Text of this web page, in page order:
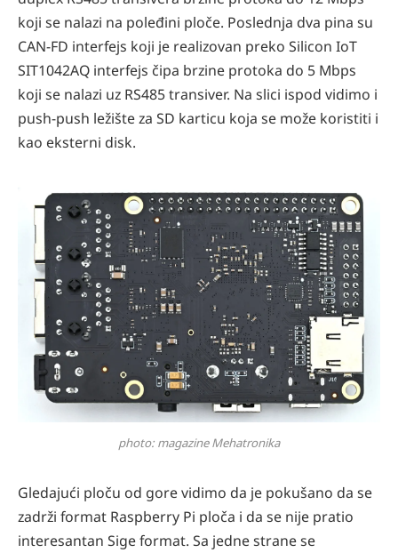
koji se nalazi na poleđini ploče. Poslednja dva pina su
CAN-FD interfejs koji je realizovan preko Silicon IoT
SIT1042AQ interfejs čipa brzine protoka do 5 Mbps
koji se nalazi uz RS485 transiver. Na slici ispod vidimo i
push-push ležište za SD karticu koja se može koristiti i
kao eksterni disk.
photo: magazine Mehatronika
Gledajući ploču od gore vidimo da je pokušano da se
zadrži format Raspberry Pi ploča i da se nije pratio
interesantan Sige format. Sa jedne strane se